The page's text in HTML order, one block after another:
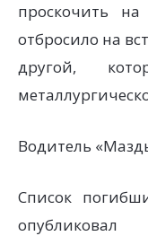
проскочить
отбросило на
другой,
Водитель
Список